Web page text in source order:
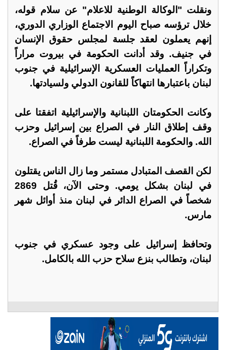
ونقلت "الوكالة الوطنية للاعلام" عن سلام قوله،
خلال ترؤسه صباح اليوم الاجتماع الوزاري الدوري،
إنهم يعملون لعقد جلسة لمجلس حقوق الإنسان
في جنيف. وقد أدانت الحكومة في بيروت مراراً
وتكراراً العمليات العسكرية الإسرائيلية في جنوب
لبنان باعتبارها انتهاكاً للقانون الدولي ولسيادتها.
وكانت الحكومتان اللبنانية والإسرائيلية اتفقتا على
وقف إطلاق النار في الصراع بين إسرائيل وحزب
الله. والحكومة اللبنانية ليست طرفاً في الصراع.
لكن القصف المتبادل مستمر وما زال الناس يقتلون
في لبنان بشكل يومي. وحتى الآن، قُتل 2869
شخصاً في الصراع الدائر في لبنان منذ أوائل شهر
مارس.
وتحافظ إسرائيل على وجود عسكري في جنوب
لبنان، وتطالب بنزع سلاح حزب الله بالكامل.